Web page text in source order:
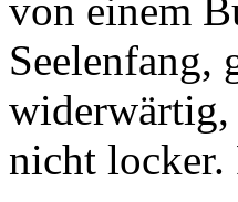
von einem
Seelenfang,
widerwärtig,
nicht locker.